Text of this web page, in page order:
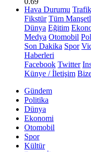
Hava Durumu
Fikstür Tüm
Dünya Eğitim
Medya Otomobil
Son Dakika Spor
Haberleri
Facebook Twitter
Künye / İletişim
Gündem
Politika
Dünya
Ekonomi
Otomobil
Spor
Kültür